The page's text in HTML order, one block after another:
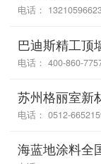
电话：
巴迪斯精工顶
电话： 400-860-
苏州格丽室新
电话： 0512-
海蓝地涂料全